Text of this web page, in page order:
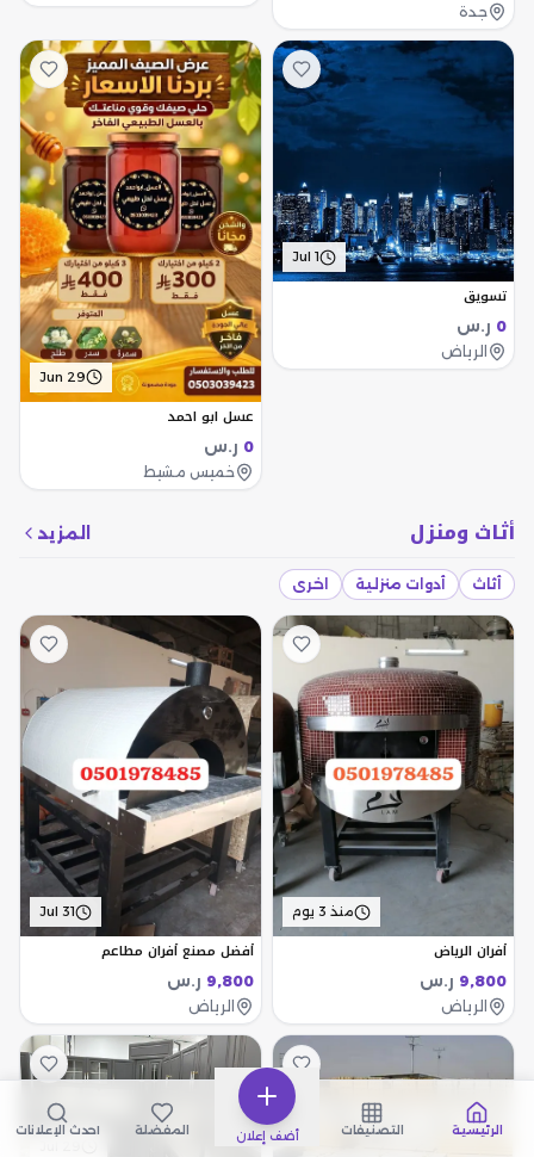
جدة
Jul 1
تسويق
0 ر.س
الرياض
Jun 29
عسل ابو احمد
0 ر.س
خميس مشيط
أثاث ومنزل المزيد
أثاث أدوات منزلية اخرى
منذ 3 يوم
أفران الرياض
9,800 ر.س
الرياض
Jul 31
أفضل مصنع أفران مطاعم
9,800 ر.س
الرياض
الرئيسية التصنيفات أضف إعلان المفضلة أحدث الإعلانات